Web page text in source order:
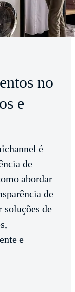
no
e
é
de
abordar
de
soluções de
e